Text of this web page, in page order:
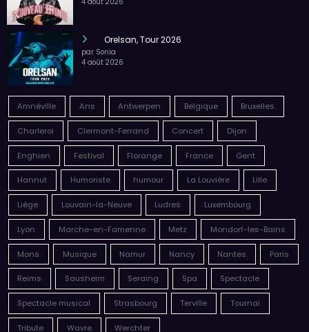
par Sonia
Orelsan, Tour 2026
par Sonia
Amnéville Ans Antwerpen Belgique Bruxelles
Charleroi Clermont-Ferrand Concert Dijon
Enghien Festival Florange France Gent
Hannut Humoriste humour La Louvière Lille
Liège Louvain-la-Neuve Ludres Luxembourg
Lyon Marche-en-Famenne Metz Mondorf-les-Bains
Mons Musique Namur Nancy Nantes Paris
Reims Sausheim Seraing Spa Spectacle
Spectacle musical Strasbourg Terville Tournai